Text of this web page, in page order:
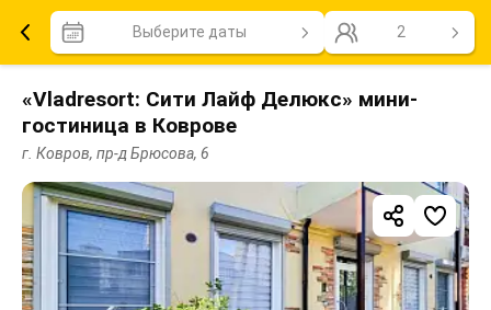
Выберите даты 2
«Vladresort: Сити Лайф Делюкс» мини-
гостиница в Коврове
г. Ковров, пр-д Брюсова, 6